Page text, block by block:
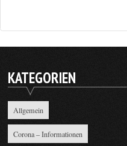
KATEGORIEN
Allgemein
Corona – Informationen